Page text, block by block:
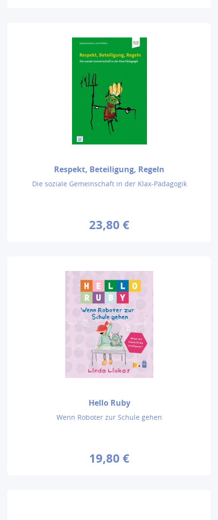
Respekt, Beteiligung, Regeln
Die soziale Gemeinschaft in der Klax-Pädagogik
23,80 €
Hello Ruby
Wenn Roboter zur Schule gehen
19,80 €